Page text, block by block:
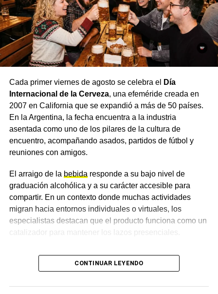
Municipio en Tu Barrio: Charata inició el
programa con operativos en cuatro barrios y
maquinaria municipal
Cada primer viernes de agosto se celebra el
Día
Internacional de la Cerveza, una efeméride creada en
2007 en California que se expandió a más de 50 países.
En la Argentina, la fecha encuentra a la industria
asentada como uno de los pilares de la cultura de
encuentro, acompañando asados, partidos de fútbol y
reuniones con amigos.
El arraigo de la bebida responde a su bajo nivel de
graduación alcohólica y a su carácter accesible para
compartir. En un contexto donde muchas actividades
migran hacia entornos individuales o virtuales, los
especialistas destacan que el producto funciona como un
catalizador para mantener los lazos presenciales.
Cambios en las preferencias y
CONTINUAR LEYENDO